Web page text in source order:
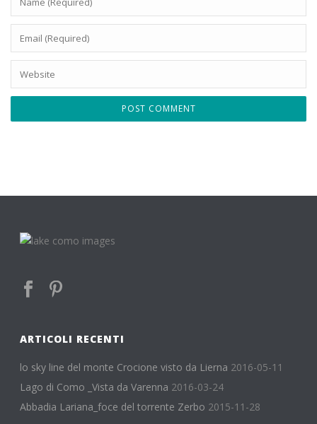
ARTICOLI RECENTI
lo sky line del monte Crocione visto da Lierna 2016-05-11
Lago di Como _Vista da Varenna 2016-03-24
Abbadia Lariana_foce del torrente Zerbo 2015-11-28